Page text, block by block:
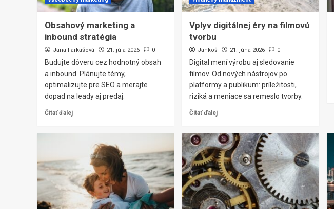
Obsahový marketing a
inbound stratégia
Jana Farkašová 21. júla 2026 0
Budujte dôveru cez hodnotný obsah
a inbound. Plánujte témy,
optimalizujte pre SEO a merajte
dopad na leady aj predaj.
Čítať ďalej
Vplyv digitálnej éry na filmovú
tvorbu
Jankoš 21. júna 2026 0
Digital mení výrobu aj sledovanie
filmov. Od nových nástrojov po
platformy a publikum: príležitosti,
riziká a meniace sa remeslo tvorby.
Čítať ďalej